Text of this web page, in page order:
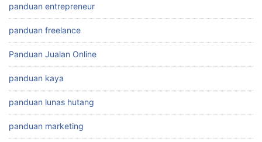
panduan entrepreneur
panduan freelance
Panduan Jualan Online
panduan kaya
panduan lunas hutang
panduan marketing